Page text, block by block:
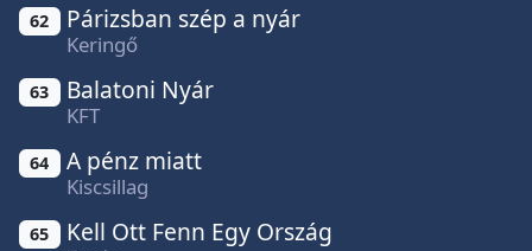
62 Párizsban szép a nyár
Keringő
63 Balatoni Nyár
KFT
64 A pénz miatt
Kiscsillag
65 Kell Ott Fenn Egy Ország